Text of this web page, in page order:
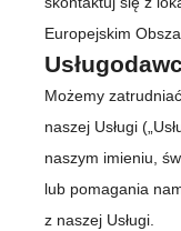
Europejskim
Możemy
naszej Usługi
naszym imieniu,
lub pomagania
z naszej Usługi.